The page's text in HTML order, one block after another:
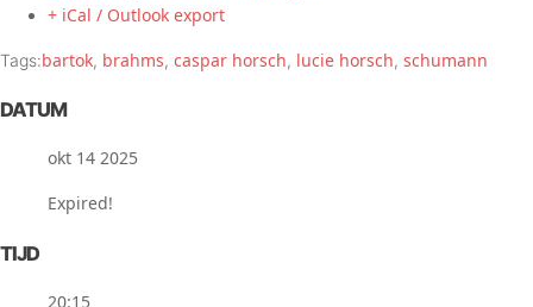
+ iCal / Outlook export
Tags:bartok, brahms, caspar horsch, lucie horsch, schumann
DATUM
okt 14 2025
Expired!
TIJD
20:15